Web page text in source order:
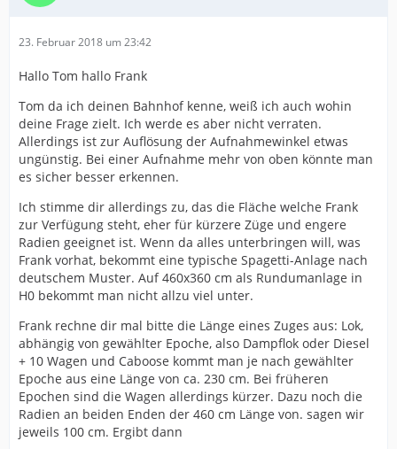
23. Februar 2018 um 23:42
Hallo Tom hallo Frank
Tom da ich deinen Bahnhof kenne, weiß ich auch wohin
deine Frage zielt. Ich werde es aber nicht verraten.
Allerdings ist zur Auflösung der Aufnahmewinkel etwas
ungünstig. Bei einer Aufnahme mehr von oben könnte man
es sicher besser erkennen.
Ich stimme dir allerdings zu, das die Fläche welche Frank
zur Verfügung steht, eher für kürzere Züge und engere
Radien geeignet ist. Wenn da alles unterbringen will, was
Frank vorhat, bekommt eine typische Spagetti-Anlage nach
deutschem Muster. Auf 460x360 cm als Rundumanlage in
H0 bekommt man nicht allzu viel unter.
Frank rechne dir mal bitte die Länge eines Zuges aus: Lok,
abhängig von gewählter Epoche, also Dampflok oder Diesel
+ 10 Wagen und Caboose kommt man je nach gewählter
Epoche aus eine Länge von ca. 230 cm. Bei früheren
Epochen sind die Wagen allerdings kürzer. Dazu noch die
Radien an beiden Enden der 460 cm Länge von. sagen wir
jeweils 100 cm. Ergibt dann